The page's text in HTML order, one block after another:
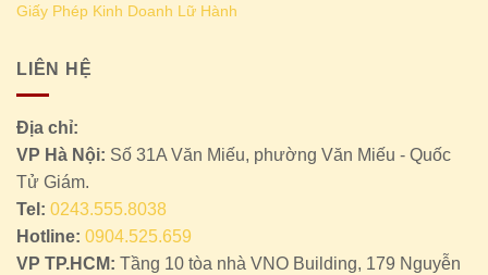
Giấy Phép Kinh Doanh Lữ Hành
LIÊN HỆ
Địa chỉ:
VP Hà Nội: Số 31A Văn Miếu, phường Văn Miếu - Quốc
Tử Giám.
Tel: 0243.555.8038
Hotline: 0904.525.659
VP TP.HCM: Tầng 10 tòa nhà VNO Building, 179 Nguyễn